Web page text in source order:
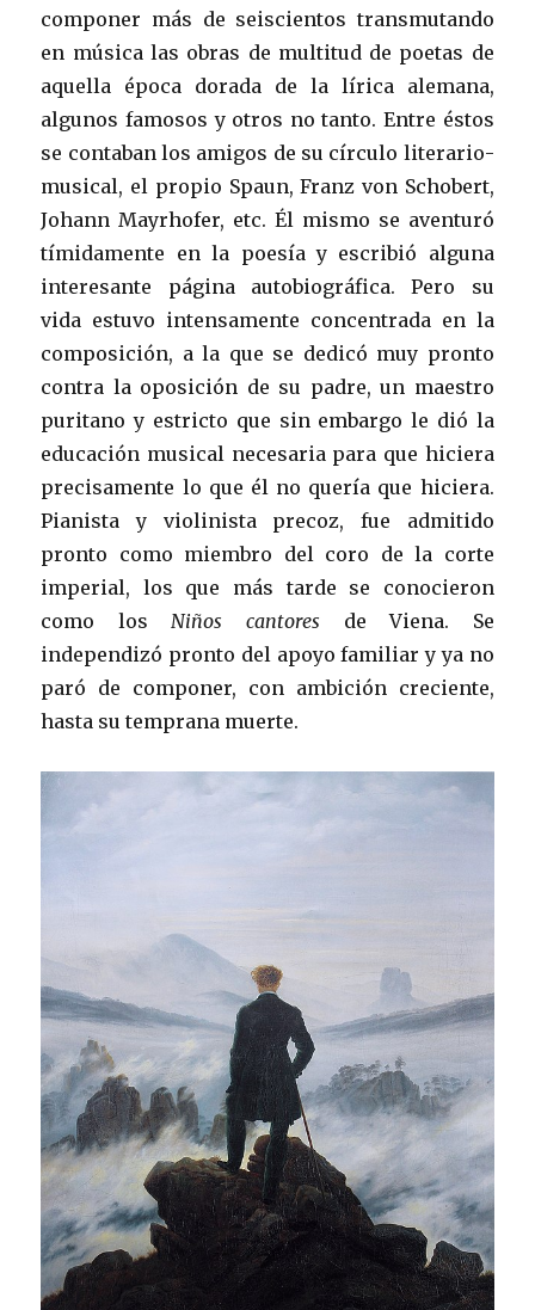
componer más de seiscientos transmutando
en música las obras de multitud de poetas de
aquella época dorada de la lírica alemana,
algunos famosos y otros no tanto. Entre éstos
se contaban los amigos de su círculo literario-
musical, el propio Spaun, Franz von Schobert,
Johann Mayrhofer, etc. Él mismo se aventuró
tímidamente en la poesía y escribió alguna
interesante página autobiográfica. Pero su
vida estuvo intensamente concentrada en la
composición, a la que se dedicó muy pronto
contra la oposición de su padre, un maestro
puritano y estricto que sin embargo le dió la
educación musical necesaria para que hiciera
precisamente lo que él no quería que hiciera.
Pianista y violinista precoz, fue admitido
pronto como miembro del coro de la corte
imperial, los que más tarde se conocieron
como losNiños cantores de Viena. Se
independizó pronto del apoyo familiar y ya no
paró de componer, con ambición creciente,
hasta su temprana muerte.